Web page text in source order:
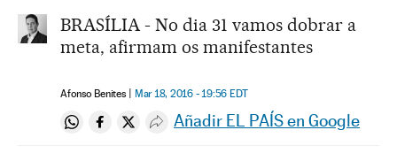
BRASÍLIA - No dia 31 vamos dobrar a
meta, afirmam os manifestantes
Afonso Benites Mar 18, 2016 - 19:56 EDT
Compartir en Whatsapp
Compartir en Facebook
Compartir en Twitter
Desplegar Redes Sociales
Añadir EL PAÍS en Google